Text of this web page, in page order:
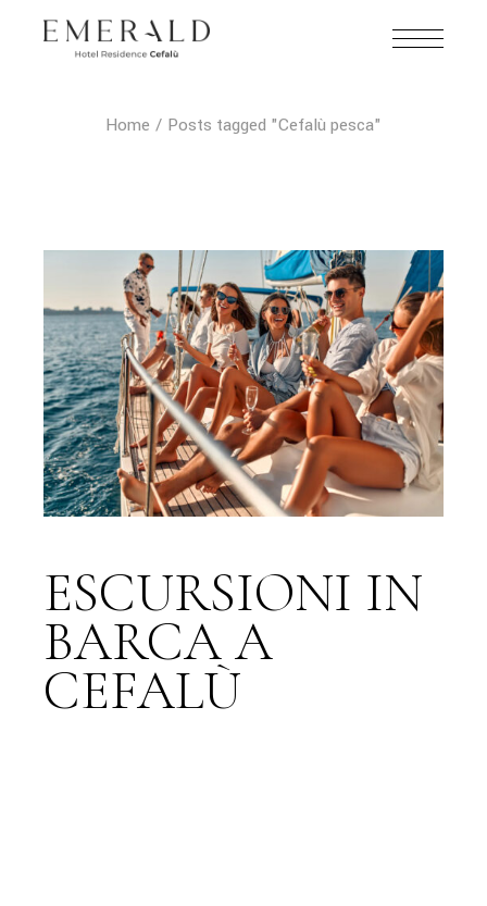
Home Posts tagged "Cefalù pesca"
ESCURSIONI IN
BARCA A
CEFALÙ